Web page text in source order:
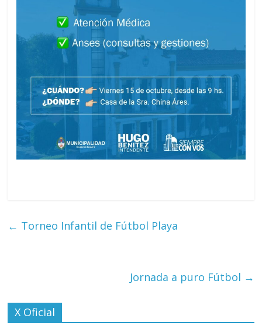
← Torneo Infantil de Fútbol Playa
Jornada a puro Fútbol →
X Oficial